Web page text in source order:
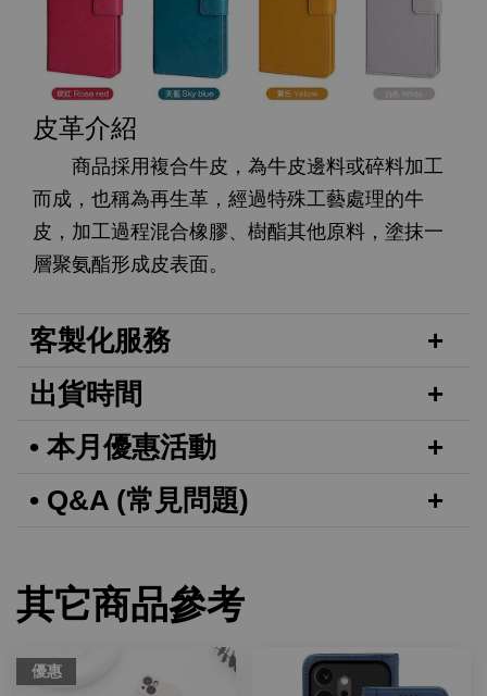
皮革介紹
商品採用複合牛皮，為牛皮邊料或碎料加工
而成，也稱為再生革，經過特殊工藝處理的牛
皮，加工過程混合橡膠、樹酯其他原料，塗抹一
層聚氨酯形成皮表面。
客製化服務
出貨時間
• 本月優惠活動
• Q&A (常見問題)
其它商品參考
優惠